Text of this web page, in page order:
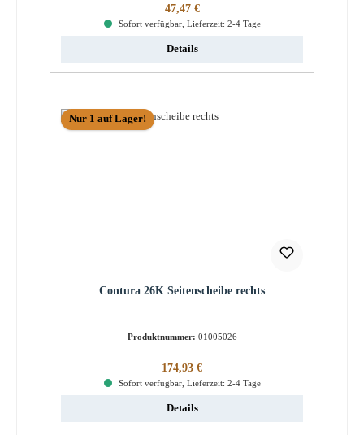
Regulärer Preis:
47,47 €
Sofort verfügbar, Lieferzeit: 2-4 Tage
Details
Nur 1 auf Lager!
Contura 26K Seitenscheibe rechts
Produktnummer: 01005026
Regulärer Preis:
174,93 €
Sofort verfügbar, Lieferzeit: 2-4 Tage
Details